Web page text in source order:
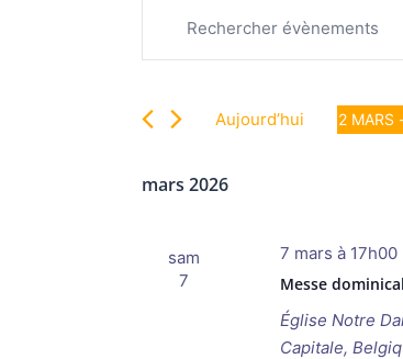
Évènements
navigation
vues
Évènements
mot-
Aujourd’hui 2 MARS
mars 2026
sam
7
Messe
7 mars à 17h00
Église Notre
Capitale,